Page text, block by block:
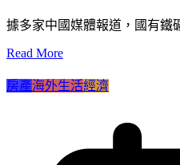
據多家中國媒體報道，國有
Read More
房產海外生活經濟